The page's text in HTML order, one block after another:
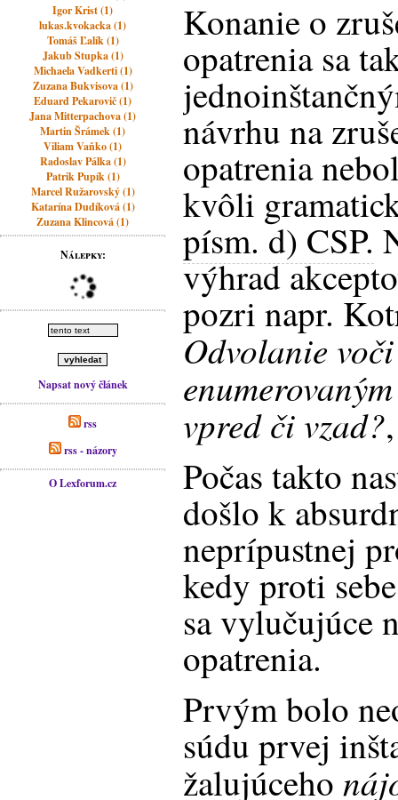
Igor Krist (1)
lukas.kvokacka (1)
Tomáš Ľalík (1)
Jakub Stupka (1)
Michaela Vadkerti (1)
Zuzana Bukvisova (1)
Eduard Pekarovič (1)
Jana Mitterpachova (1)
Martin Šrámek (1)
Viliam Vaňko (1)
Radoslav Pálka (1)
Patrik Pupík (1)
Marcel Ružarovský (1)
Katarína Dudíková (1)
Zuzana Klincová (1)
Nálepky:
Napsat nový článek
rss
rss - názory
O Lexforum.cz
Konanie o
opatrenia sa
návrhu na
opatrenia
kvôli
písm. d) CSP.
výhrad
pozri napr.
Odvolanie
vpred či vzad?
Počas takto
došlo k
neprípustnej
kedy proti
sa vylučujúce
opatrenia.
Prvým bolo
súdu prvej
žalujúceho